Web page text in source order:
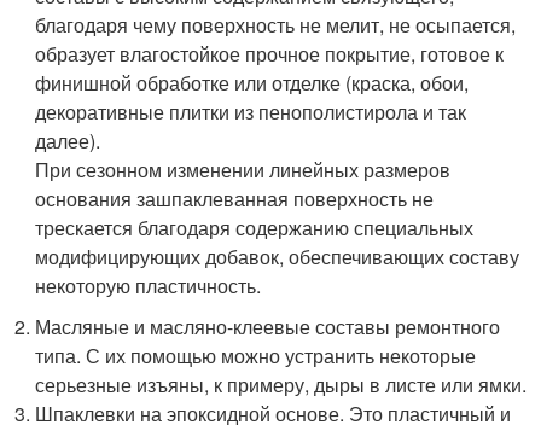
благодаря чему поверхность не мелит, не осыпается,
образует влагостойкое прочное покрытие, готовое к
финишной обработке или отделке (краска, обои,
декоративные плитки из пенополистирола и так
далее).
При сезонном изменении линейных размеров
основания зашпаклеванная поверхность не
трескается благодаря содержанию специальных
модифицирующих добавок, обеспечивающих составу
некоторую пластичность.
Масляные и масляно-клеевые составы ремонтного
типа. С их помощью можно устранить некоторые
серьезные изъяны, к примеру, дыры в листе или ямки.
Шпаклевки на эпоксидной основе. Это пластичный и